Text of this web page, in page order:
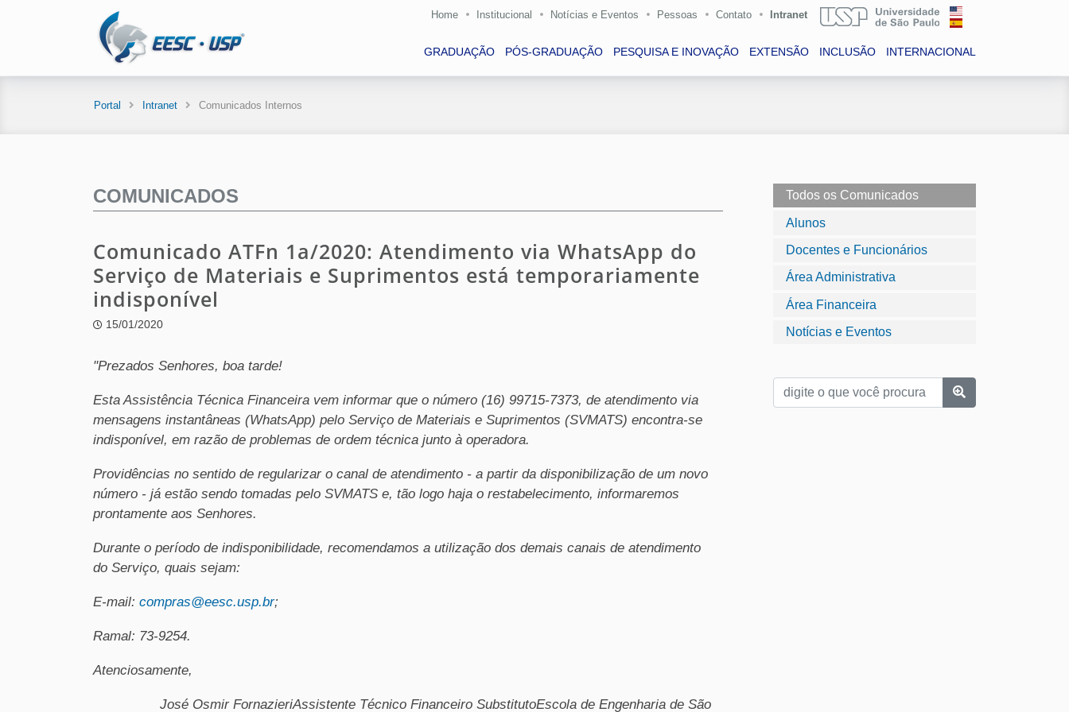
Home Institucional Notícias e Eventos Pessoas Contato Intranet
GRADUAÇÃO PÓS-GRADUAÇÃO PESQUISA E INOVAÇÃO EXTENSÃO INCLUSÃO INTERNACIONAL
Portal Intranet Comunicados Internos
Todos os Comunicados
Alunos
Docentes e Funcionários
Área Administrativa
Área Financeira
Notícias e Eventos
COMUNICADOS
Comunicado ATFn 1a/2020: Atendimento via WhatsApp do
Serviço de Materiais e Suprimentos está temporariamente
indisponível
15/01/2020
"Prezados Senhores, boa tarde!
Esta Assistência Técnica Financeira vem informar que o número (16) 99715-7373, de atendimento via
mensagens instantâneas (WhatsApp) pelo Serviço de Materiais e Suprimentos (SVMATS) encontra-se
indisponível, em razão de problemas de ordem técnica junto à operadora.
Providências no sentido de regularizar o canal de atendimento - a partir da disponibilização de um novo
número - já estão sendo tomadas pelo SVMATS e, tão logo haja o restabelecimento, informaremos
prontamente aos Senhores.
Durante o período de indisponibilidade, recomendamos a utilização dos demais canais de atendimento
do Serviço, quais sejam:
E-mail: compras@eesc.usp.br;
Ramal: 73-9254.
Atenciosamente,
José Osmir FornazieriAssistente Técnico Financeiro SubstitutoEscola de Engenharia de São